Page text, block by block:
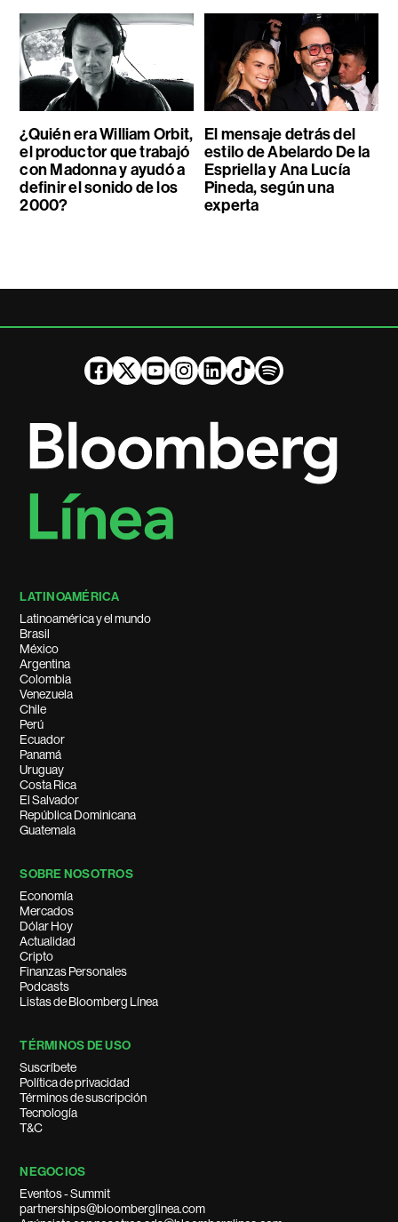
¿Quién era William Orbit,
el productor que trabajó
con Madonna y ayudó a
definir el sonido de los
2000?
El mensaje detrás del
estilo de Abelardo De la
Espriella y Ana Lucía
Pineda, según una
experta
LATINOAMÉRICA
Latinoamérica y el mundo
Brasil
México
Argentina
Colombia
Venezuela
Chile
Perú
Ecuador
Panamá
Uruguay
Costa Rica
El Salvador
República Dominicana
Guatemala
SOBRE NOSOTROS
Economía
Mercados
Dólar Hoy
Actualidad
Cripto
Finanzas Personales
Podcasts
Listas de Bloomberg Línea
TÉRMINOS DE USO
Suscríbete
Política de privacidad
Términos de suscripción
Tecnología
T&C
NEGOCIOS
Eventos - Summit
partnerships@bloomberglinea.com